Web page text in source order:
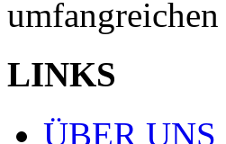
LINKS
ÜBER UNS